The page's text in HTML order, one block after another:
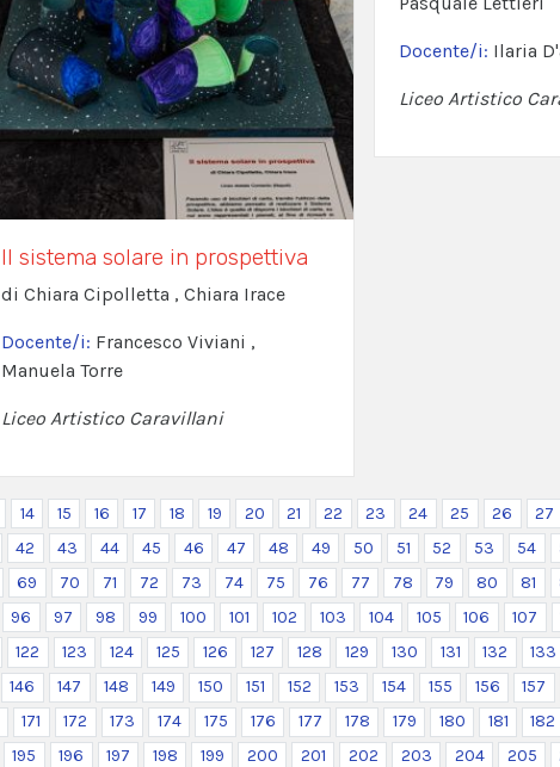
Il sistema solare in prospettiva
di Chiara Cipolletta , Chiara Irace
Docente/i: Francesco Viviani ,
Manuela Torre
Liceo Artistico Caravillani
Docente/i: Ilaria
Liceo Artistico
14 15 16 17 18 19 20 21 22 23 24 25 26 27
42 43 44 45 46 47 48 49 50 51 52 53 54
69 70 71 72 73 74 75 76 77 78 79 80 81
96 97 98 99 100 101 102 103 104 105 106 107
122 123 124 125 126 127 128 129 130 131 132 133
146 147 148 149 150 151 152 153 154 155 156 157
171 172 173 174 175 176 177 178 179 180 181 182
195 196 197 198 199 200 201 202 203 204 205